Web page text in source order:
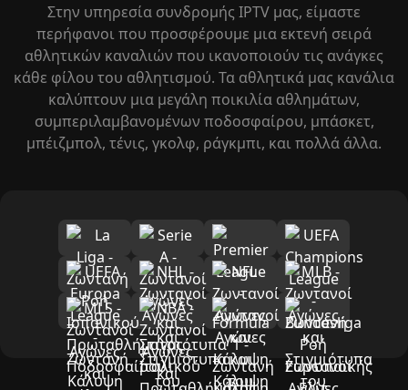
Στην υπηρεσία συνδρομής IPTV μας, είμαστε
περήφανοι που προσφέρουμε μια εκτενή σειρά
αθλητικών καναλιών που ικανοποιούν τις ανάγκες
κάθε φίλου του αθλητισμού. Τα αθλητικά μας κανάλια
καλύπτουν μια μεγάλη ποικιλία αθλημάτων,
συμπεριλαμβανομένων ποδοσφαίρου, μπάσκετ,
μπέιζμπολ, τένις, γκολφ, ράγκμπι, και πολλά άλλα.